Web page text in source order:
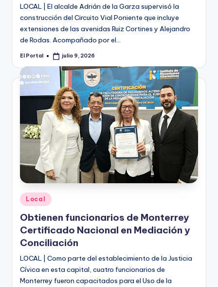
LOCAL | El alcalde Adrián de la Garza supervisó la
construcción del Circuito Vial Poniente que incluye
extensiones de las avenidas Ruiz Cortines y Alejandro
de Rodas. Acompañado por el…
Publicado
El Portal julio 9, 2026
Publicado
en
Local
Obtienen funcionarios de Monterrey
Certificado Nacional en Mediación y
Conciliación
LOCAL | Como parte del establecimiento de la Justicia
Cívica en esta capital, cuatro funcionarios de
Monterrey fueron capacitados para el Uso de la